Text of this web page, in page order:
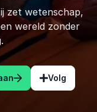
zet wetenschap,
wereld zonder
Volg